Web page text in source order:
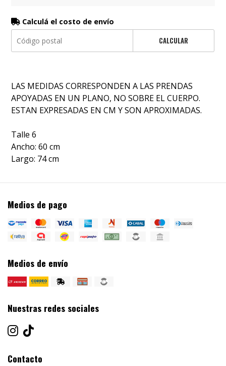
Calculá el costo de envío
CALCULAR
LAS MEDIDAS CORRESPONDEN A LAS PRENDAS
APOYADAS EN UN PLANO, NO SOBRE EL CUERPO.
ESTAN EXPRESADAS EN CM Y SON APROXIMADAS.
Talle 6
Ancho: 60 cm
Largo: 74 cm
Medios de pago
Medios de envío
Nuestras redes sociales
Contacto